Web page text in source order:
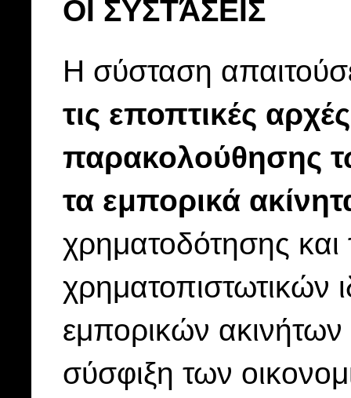
ΟΙ ΣΥΣΤΆΣΕΙΣ
Η σύσταση
τις εποπτικές
παρακολούθησης
τα εμπορικά
χρηματοδότησης και
χρηματοπιστωτικών
εμπορικών ακινήτων
σύσφιξη των